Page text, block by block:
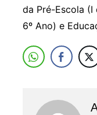
da Pré-Escola (I
6º Ano) e